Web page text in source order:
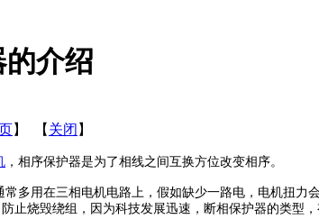
介绍
】 【 关闭 】
，相序保护器是为了相线之间互换方位改变相序。
用在三相电机电路上，假如缺少一路电，电机扭力
止烧毁绕组，因为科技发展迅速，断相保护器的类型